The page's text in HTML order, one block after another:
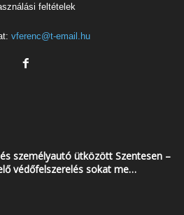
feltételek
vferenc@t-email.hu
személyautó ütközött Szentesen –
védőfelszerelés sokat me…